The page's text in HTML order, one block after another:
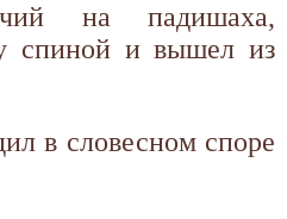
на падишаха,
спиной и вышел из
в словесном споре